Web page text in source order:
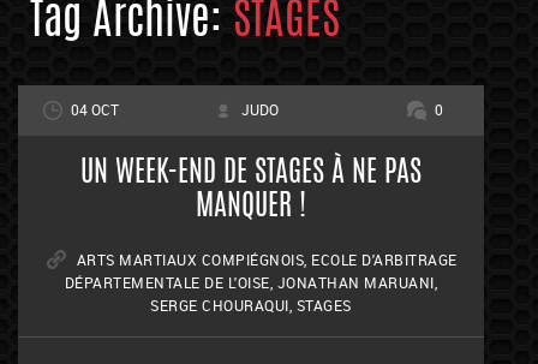
Tag Archive: STAGES
04 OCT JUDO 0
UN WEEK-END DE STAGES À NE PAS
MANQUER !
ARTS MARTIAUX COMPIÉGNOIS ECOLE D'ARBITRAGE
DÉPARTEMENTALE DE L'OISE JONATHAN MARUANI
SERGE CHOURAQUI STAGES